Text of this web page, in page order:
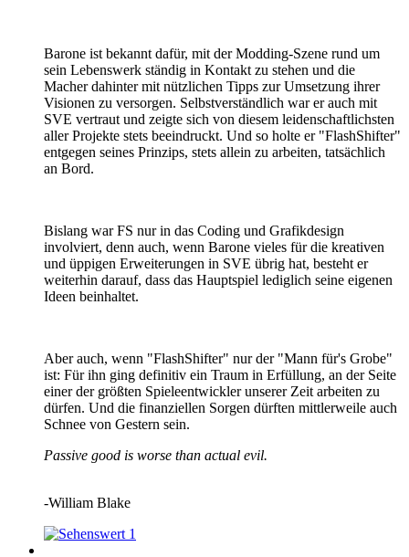
Barone ist bekannt dafür, mit der Modding-Szene rund um
sein Lebenswerk ständig in Kontakt zu stehen und die
Macher dahinter mit nützlichen Tipps zur Umsetzung ihrer
Visionen zu versorgen. Selbstverständlich war er auch mit
SVE vertraut und zeigte sich von diesem leidenschaftlichsten
aller Projekte stets beeindruckt. Und so holte er "FlashShifter"
entgegen seines Prinzips, stets allein zu arbeiten, tatsächlich
an Bord.
Bislang war FS nur in das Coding und Grafikdesign
involviert, denn auch, wenn Barone vieles für die kreativen
und üppigen Erweiterungen in SVE übrig hat, besteht er
weiterhin darauf, dass das Hauptspiel lediglich seine eigenen
Ideen beinhaltet.
Aber auch, wenn "FlashShifter" nur der "Mann für's Grobe"
ist: Für ihn ging definitiv ein Traum in Erfüllung, an der Seite
einer der größten Spieleentwickler unserer Zeit arbeiten zu
dürfen. Und die finanziellen Sorgen dürften mittlerweile auch
Schnee von Gestern sein.
Passive good is worse than actual evil.
-William Blake
1